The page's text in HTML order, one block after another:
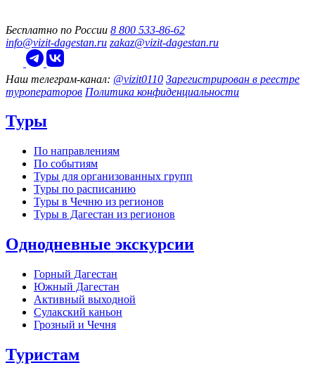
Бесплатно по России 8 800 533-86-62
info@vizit-dagestan.ru zakaz@vizit-dagestan.ru
Наш телеграм‑канал: @vizit0110 Зарегистрирован в реестре
туроператоров Политика конфиденциальности
Туры
По направлениям
По событиям
Туры для организованных групп
Туры по расписанию
Туры в Чечню из регионов
Туры в Дагестан из регионов
Однодневные экскурсии
Горный Дагестан
Южный Дагестан
Активный выходной
Сулакский каньон
Грозный и Чечня
Туристам